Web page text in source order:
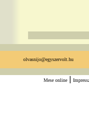
olvasnijo@egyszervolt.hu
Mese online|